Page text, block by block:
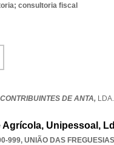
consultoria fiscal
DE ANTA, LDA
Agrícola, Unipessoal,
999, UNIÃO DAS